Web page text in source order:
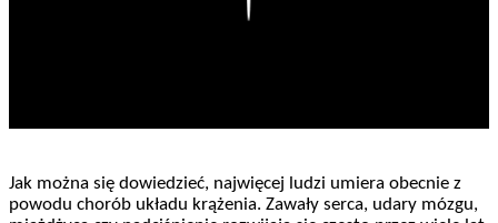
Jak można się dowiedzieć, najwięcej ludzi umiera obecnie z
powodu chorób układu krążenia. Zawały serca, udary mózgu,